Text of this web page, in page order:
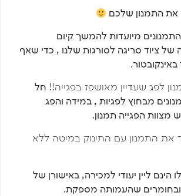
את התמנון שלכם
מיועדות להמשך קיום
של ציוד סריגה לסורגות שלנו , כדי שאף
לפג שעדיין מאושפז בפגייה!! חל
מבחוץ לפגיות , במידה והפג
הפגייה תמנון.
את התמנון עם התינוק במיטה ללא
הינם ליין יעודי למכירה, באישורן של
ובחומרים שהעמותה מספקת.